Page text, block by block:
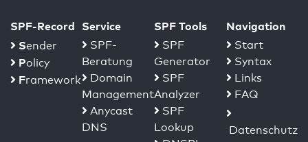
SPF-Record
Sender
Policy
Framework
Service
SPF-
Beratung
Domain
Management
Anycast
DNS
SPF Tools
SPF
Generator
SPF
Analyzer
SPF
Lookup
Navigation
Start
Syntax
Links
FAQ
Datenschutz